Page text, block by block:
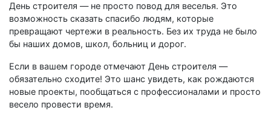
День строителя — не просто повод для веселья. Это
возможность сказать спасибо людям, которые
превращают чертежи в реальность. Без их труда не было
бы наших домов, школ, больниц и дорог.
Если в вашем городе отмечают День строителя —
обязательно сходите! Это шанс увидеть, как рождаются
новые проекты, пообщаться с профессионалами и просто
весело провести время.